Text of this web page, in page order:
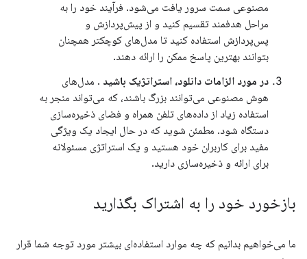
مصنوعی سمت سرور یافت می‌شود. فرآیند خود را به
مراحل هدفمند تقسیم کنید و از پیش‌پردازش و
پس‌پردازش استفاده کنید تا مدل‌های کوچکتر همچنان
بتوانند بهترین پاسخ ممکن را ارائه دهند.
در مورد الزامات دانلود، استراتژیک باشید . مدل‌های
هوش مصنوعی می‌توانند بزرگ باشند، که می‌تواند منجر به
استفاده زیاد از داده‌های تلفن همراه و فضای ذخیره‌سازی
دستگاه شود. مطمئن شوید که در حال ایجاد یک ویژگی
مفید برای کاربران خود هستید و یک استراتژی مسئولانه
برای ارائه و ذخیره‌سازی دارید.
بازخورد خود را به اشتراک بگذارید
ما می‌خواهیم بدانیم که چه موارد استفاده‌ای بیشتر مورد توجه شما قرار